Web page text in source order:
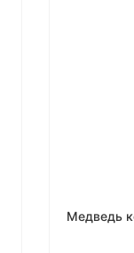
Медведь